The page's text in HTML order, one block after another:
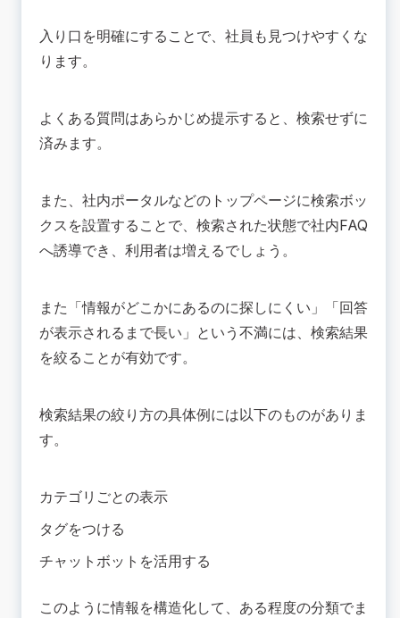
入り口を明確にすることで、社員も見つけやすくな
ります。
よくある質問はあらかじめ提示すると、検索せずに
済みます。
また、社内ポータルなどのトップページに検索ボッ
クスを設置することで、検索された状態で社内FAQ
へ誘導でき、利用者は増えるでしょう。
また「情報がどこかにあるのに探しにくい」「回答
が表示されるまで長い」という不満には、検索結果
を絞ることが有効です。
検索結果の絞り方の具体例には以下のものがありま
す。
カテゴリごとの表示
タグをつける
チャットボットを活用する
このように情報を構造化して、ある程度の分類でま